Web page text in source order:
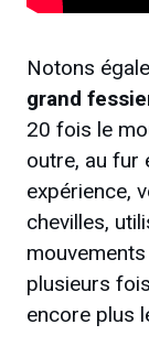
Notons
grand
20 fois le
outre, au fur
expérience,
chevilles,
plusieurs
encore plus